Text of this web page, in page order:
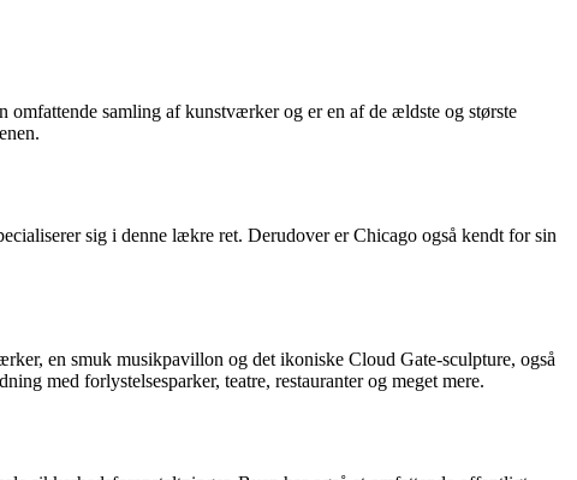
omfattende samling af kunstværker og er en af de ældste og største
sig i denne lækre ret. Derudover er Chicago også kendt for sin
en smuk musikpavillon og det ikoniske Cloud Gate-sculpture, også
med forlystelsesparker, teatre, restauranter og meget mere.